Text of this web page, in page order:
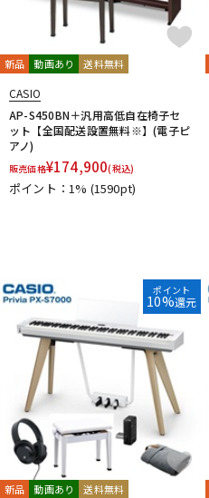
新品 動画あり 送料無料
CASIO
AP-S450BN＋汎用高低自在椅子セ
ット【全国配送設置無料※】(電子ピ
アノ)
販売価格¥174,900(税込)
ポイント：1% (1590pt)
ポイント
10%還元
新品 動画あり 送料無料